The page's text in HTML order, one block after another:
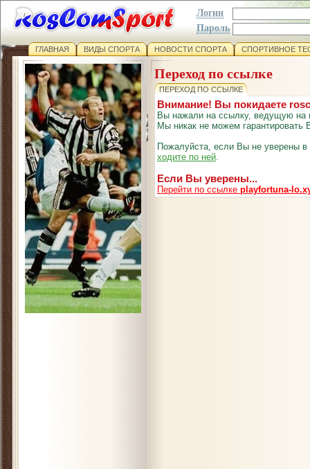
Логин
Пароль
ГЛАВНАЯ ВИДЫ СПОРТА НОВОСТИ СПОРТА СПОРТИВНОЕ
Переход по ссылке
ПЕРЕХОД ПО ССЫЛКЕ
Внимание! Вы покидаете
Вы нажали на ссылку, ведущую на
Мы никак не можем гарантировать
Пожалуйста, если Вы не уверены
ходите по ней.
Если Вы уверены...
Перейти по ссылке playfortuna-